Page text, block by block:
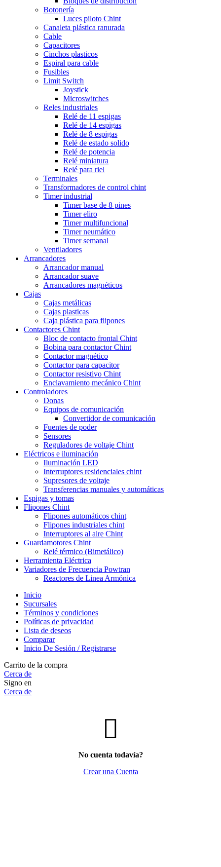
Botonería
Luces piloto Chint
Canaleta plástica ranurada
Cable
Capacitores
Cinchos plasticos
Espiral para cable
Fusibles
Limit Switch
Joystick
Microswitches
Reles industriales
Relé de 11 espigas
Relé de 14 espigas
Relé de 8 espigas
Relé de estado solido
Relé de potencia
Relé miniatura
Relé para riel
Terminales
Transformadores de control chint
Timer industrial
Timer base de 8 pines
Timer eliro
Timer multifuncional
Timer neumático
Timer semanal
Ventiladores
Arrancadores
Arrancador manual
Arrancador suave
Arrancadores magnéticos
Cajas
Cajas metálicas
Cajas plasticas
Caja plástica para flipones
Contactores Chint
Bloc de contacto frontal Chint
Bobina para contactor Chint
Contactor magnético
Contactor para capacitor
Contactor resistivo Chint
Enclavamiento mecánico Chint
Controladores
Donas
Equipos de comunicación
Convertidor de comunicación
Fuentes de poder
Sensores
Reguladores de voltaje Chint
Eléctricos e iluminación
Iluminación LED
Interruptores residenciales chint
Supresores de voltaje
Transferencias manuales y automáticas
Espigas y tomas
Flipones Chint
Flipones automáticos chint
Flipones industriales chint
Interruptores al aire Chint
Guardamotores Chint
Relé térmico (Bimetálico)
Herramienta Eléctrica
Variadores de Frecuencia Powtran
Reactores de Linea Armónica
Inicio
Sucursales
Términos y condiciones
Políticas de privacidad
Lista de deseos
Comparar
Inicio De Sesión / Registrarse
Carrito de la compra
Cerca de
Signo en
Cerca de
No cuenta todavía?
Crear una Cuenta